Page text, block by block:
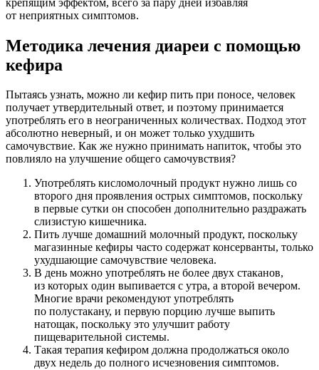
от неприятных симптомов.
Методика лечения диареи с помощью
кефира
Пытаясь узнать, можно ли кефир пить при поносе, человек
получает утвердительный ответ, и поэтому принимается
употреблять его в неограниченных количествах. Подход этот
абсолютно неверный, и он может только ухудшить
самочувствие. Как же нужно принимать напиток, чтобы это
повлияло на улучшение общего самочувствия?
Употреблять кисломолочный продукт нужно лишь со
второго дня проявления острых симптомов, поскольку
в первые сутки он способен дополнительно раздражать
слизистую кишечника.
Пить лучше домашний молочный продукт, поскольку
магазинные кефиры часто содержат консерванты, только
ухудшающие самочувствие человека.
В день можно употреблять не более двух стаканов,
из которых один выпивается с утра, а второй вечером.
Многие врачи рекомендуют употреблять
по полустакану, и первую порцию лучше выпить
натощак, поскольку это улучшит работу
пищеварительной системы.
Такая терапия кефиром должна продолжаться около
двух недель до полного исчезновения симптомов.